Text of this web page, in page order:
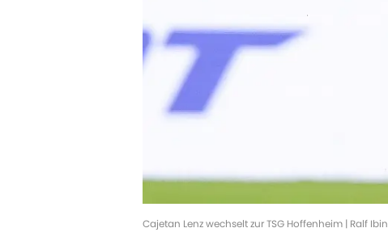
Cajetan Lenz wechselt zur TSG Hoffenheim | Ralf